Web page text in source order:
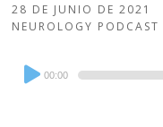
28 DE JUNIO DE 2021
NEUROLOGY PODCAST
Audio
Player
00:00